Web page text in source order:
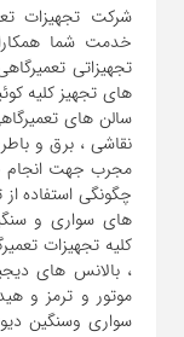
خدمت شما
تجهیزاتی
های تجهیز کلیه
سالن های
نقاشی ، برق و
مجرب جهت
چگونگی استفاده
های سواری و
کلیه تجهیزات
، بالانس های
موتور و ترمز و
سواری و‌سنگین